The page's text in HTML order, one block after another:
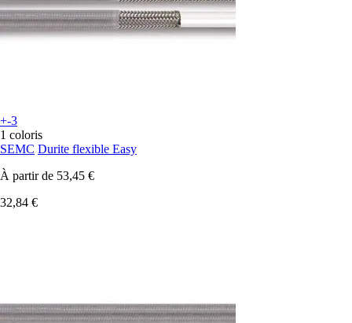
+-3
1 coloris
SEMC Durite flexible Easy
À partir de 53,45 €
32,84 €